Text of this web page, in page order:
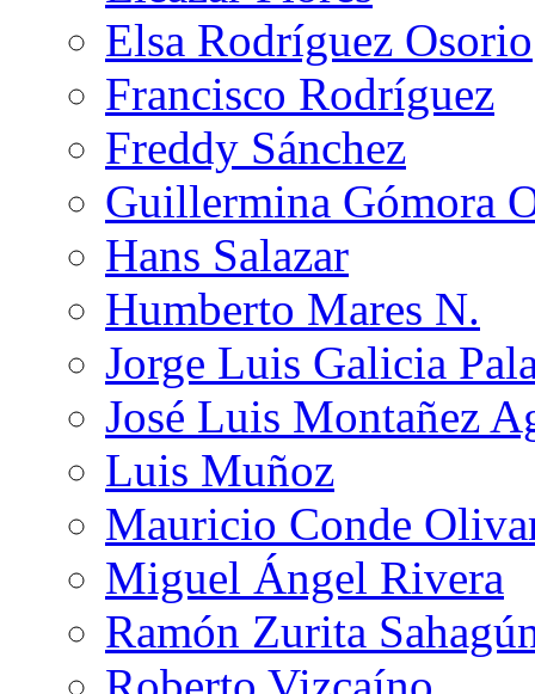
Elsa Rodríguez Osorio
Francisco Rodríguez
Freddy Sánchez
Guillermina Gómora
Hans Salazar
Humberto Mares N.
Jorge Luis Galicia
José Luis Montañez
Luis Muñoz
Mauricio Conde
Miguel Ángel Rivera
Ramón Zurita